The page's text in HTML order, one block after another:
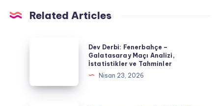
Related Articles
Galatasaray
Dev Derbi: Fenerbahçe –
Galatasaray Maçı Analizi,
İstatistikler ve Tahminler
Nisan 23, 2026